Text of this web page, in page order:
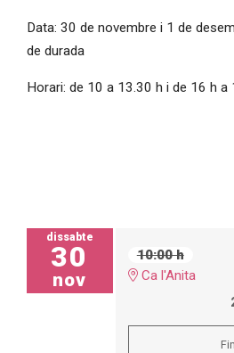
Data: 30 de novembre i 1 de
de durada
Horari: de 10 a 13.30 h i de 16 h a
dissabte
30
nov
10:00 h
Ca l'Anita